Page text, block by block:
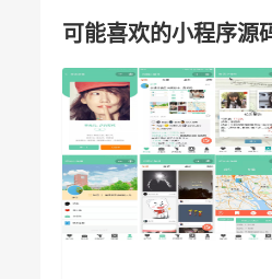
可能喜欢的小程序源